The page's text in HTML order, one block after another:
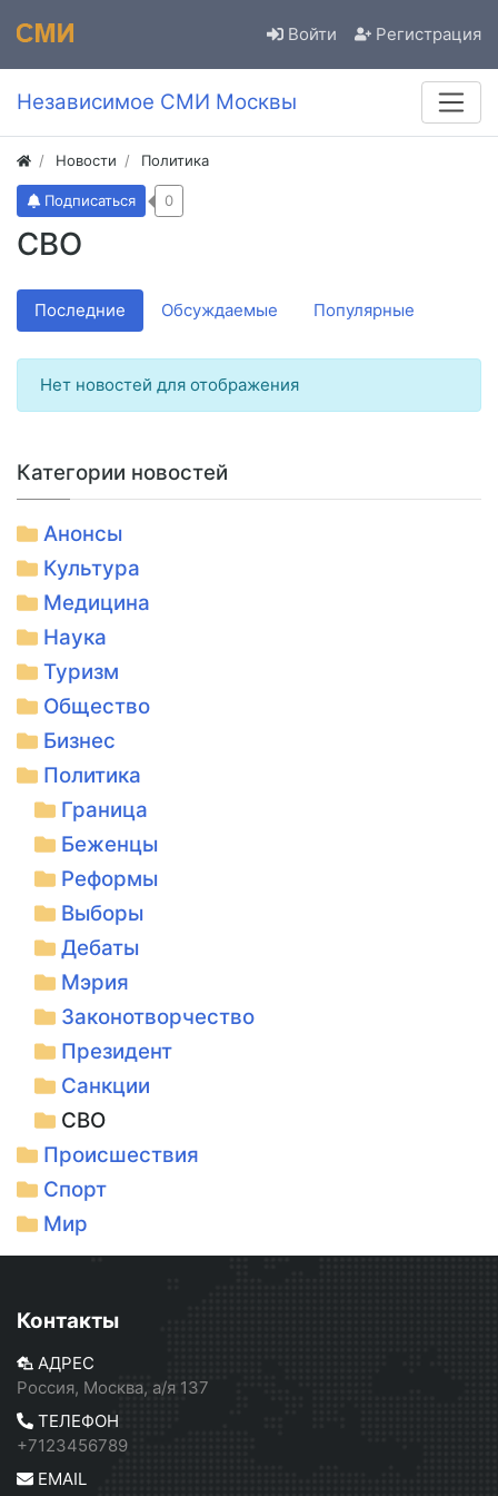
Войти Регистрация
Независимое СМИ Москвы
Новости Политика
СВО
Подписаться 0
Последние Обсуждаемые Популярные
Нет новостей для отображения
Категории новостей
Анонсы
Культура
Медицина
Наука
Туризм
Общество
Бизнес
Политика
Граница
Беженцы
Реформы
Выборы
Дебаты
Мэрия
Законотворчество
Президент
Санкции
СВО
Происшествия
Спорт
Мир
Контакты
АДРЕС
Россия, Москва, а/я 137
ТЕЛЕФОН
+7123456789
EMAIL